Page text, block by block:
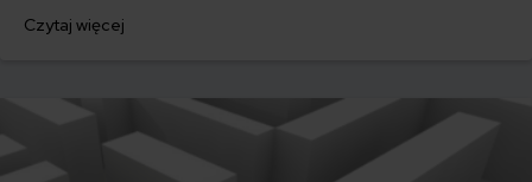
500 zł, inni – powyżej 1500 zł. Gdzie znaleźć najtańsze OC w Polsce
Czytaj więcej